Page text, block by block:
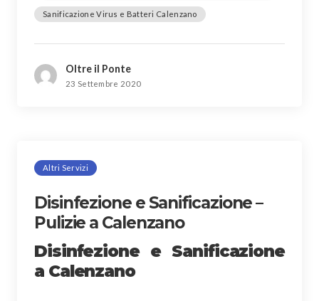
Sanificazione Virus e Batteri Calenzano
Oltre il Ponte
23 Settembre 2020
Altri Servizi
Disinfezione e Sanificazione –
Pulizie a Calenzano
Disinfezione e Sanificazione
a Calenzano